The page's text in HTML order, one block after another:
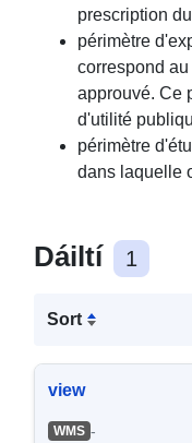
prescription
périmètre
correspond
approuvé. Ce
d'utilité
périmètre
dans laquelle
Dáiltí 1
Sort
view
WMS -